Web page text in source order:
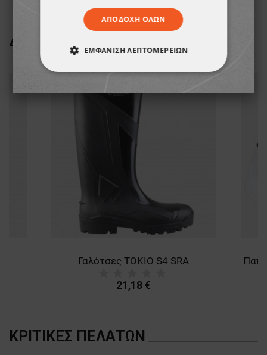
ΔΕΊΤΕ ΠΕΡΙΣΣΌΤΕΡΑ
Γαλότσες TOKIO S4 SRA
21,18 €
ΚΡΙΤΙΚΈΣ ΠΕΛΑΤΏΝ
ΑΠΟΔΟΧΉ ΌΛΩΝ
ΕΜΦΆΝΙΣΗ ΛΕΠΤΟΜΕΡΕΙΏΝ
ΑΠΟΛΎΤΩΣ ΑΠΑΡΑΊΤΗΤΑ
ΛΕΙΤΟΥΡΓΙΚΌΤΗΤΑΣ